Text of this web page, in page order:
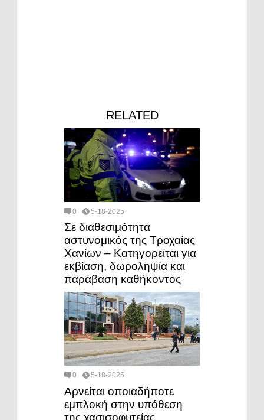
RELATED
0 5-18-2025
Σε διαθεσιμότητα
αστυνομικός της Τροχαίας
Χανίων – Κατηγορείται για
εκβίαση, δωροληψία και
παράβαση καθήκοντος
0 5-18-2025
Αρνείται οποιαδήποτε
εμπλοκή στην υπόθεση
της χασισοφυτείας